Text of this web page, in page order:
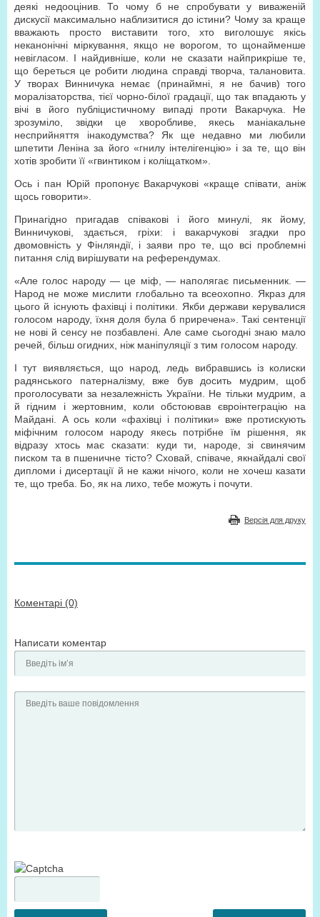
деякі недооцінив. То чому б не спробувати у виваженій
дискусії максимально наблизитися до істини? Чому за краще
вважають просто виставити того, хто виголошує якісь
неканонічні міркування, якщо не ворогом, то щонайменше
невігласом. І найдивніше, коли не сказати найприкріше те,
що береться це робити людина справді творча, талановита.
У творах Винничука немає (принаймні, я не бачив) того
моралізаторства, тієї чорно-білої градації, що так впадають у
вічі в його публіцистичному випаді проти Вакарчука. Не
зрозуміло, звідки це хворобливе, якесь маніакальне
несприйняття інакодумства? Як ще недавно ми любили
шпетити Леніна за його «гнилу інтелігенцію» і за те, що він
хотів зробити її «гвинтиком і коліщатком».
Ось і пан Юрій пропонує Вакарчукові «краще співати, аніж
щось говорити».
Принагідно пригадав співакові і його минулі, як йому,
Винничукові, здається, гріхи: і вакарчукові згадки про
двомовність у Фінляндії, і заяви про те, що всі проблемні
питання слід вирішувати на референдумах.
«Але голос народу — це міф, — наполягає письменник. —
Народ не може мислити глобально та всеохопно. Якраз для
цього й існують фахівці і політики. Якби держави керувалися
голосом народу, їхня доля була б приречена». Такі сентенції
не нові й сенсу не позбавлені. Але саме сьогодні знаю мало
речей, більш огидних, ніж маніпуляції з тим голосом народу.
І тут виявляється, що народ, ледь вибравшись із колиски
радянського патерналізму, вже був досить мудрим, щоб
проголосувати за незалежність України. Не тільки мудрим, а
й гідним і жертовним, коли обстоював євроінтеграцію на
Майдані. А ось коли «фахівці і політики» вже протискують
міфічним голосом народу якесь потрібне їм рішення, як
відразу хтось має сказати: куди ти, народе, зі свинячим
писком та в пшеничне тісто? Сховай, співаче, якнайдалі свої
дипломи і дисертації й не кажи нічого, коли не хочеш казати
те, що треба. Бо, як на лихо, тебе можуть і почути.
Версія для друку
Коментарі (0)
Написати коментар